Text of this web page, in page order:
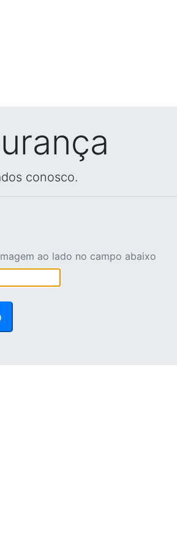
conosco.
ao lado no campo abaixo